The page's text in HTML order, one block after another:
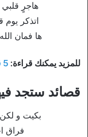
هاجرٍ
اتذكر
ها فمان
للمزيد يمكنك قراءة: 5 قصائد شعر حزينة عن الحب
قصائد ستجد
بكيت و
فراق